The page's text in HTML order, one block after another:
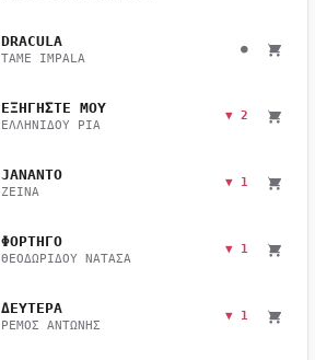
DRACULA
TAME IMPALA
●
ΕΞΗΓΗΣΤΕ ΜΟΥ
ΕΛΛΗΝΙΔΟΥ ΡΙΑ
▼ 2
JANANTO
ZEINA
▼ 1
ΦΟΡΤΗΓΟ
ΘΕΟΔΩΡΙΔΟΥ ΝΑΤΑΣΑ
▼ 1
ΔΕΥΤΕΡΑ
ΡΕΜΟΣ ΑΝΤΩΝΗΣ
▼ 1